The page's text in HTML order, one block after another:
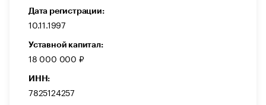
Дата регистрации:
10.11.1997
Уставной капитал:
18 000 000 ₽
ИНН:
7825124257